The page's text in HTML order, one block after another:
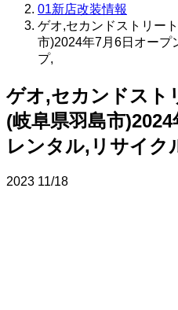
01新店改装情報
ゲオ,セカンドストリー
市)2024年7月6日オープ
プ,
ゲオ,セカンドスト
(岐阜県羽島市
レンタル,リサイク
2023 11/18